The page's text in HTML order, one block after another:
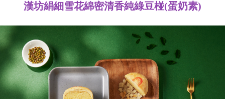
漢坊絹細雪花綿密清香純綠豆椪(蛋奶素)